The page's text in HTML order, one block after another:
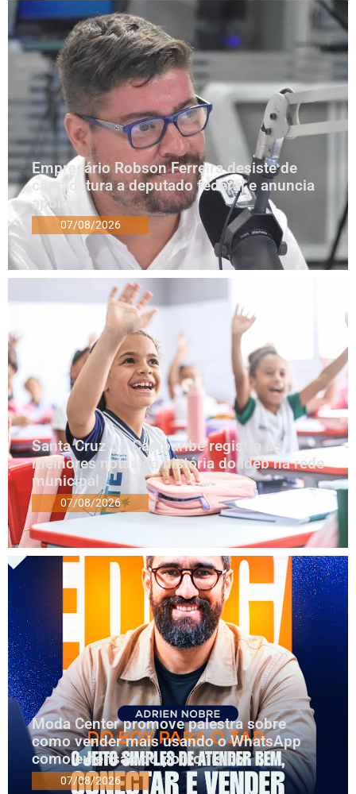
Empresário Robson Ferreira desiste de
candidatura a deputado federal e anuncia
apoios
07/08/2026
Santa Cruz do Capibaribe registra as
melhores notas da história do Ideb na rede
municipal
07/08/2026
Moda Center promove palestra sobre
como vender mais usando o WhatsApp
como extensão do ponto físico
07/08/2026